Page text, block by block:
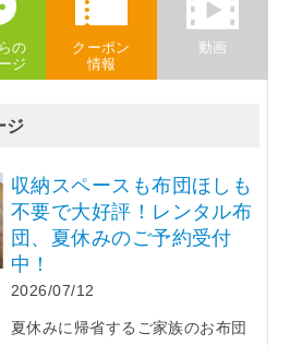
の
ジ
クーポン
情報
動画
ジ
収納スペースも布団ほしも
不要で大好評！レンタル布
団、夏休みのご予約受付
中！
2026/07/12
夏休みに帰省するご家族のお布団